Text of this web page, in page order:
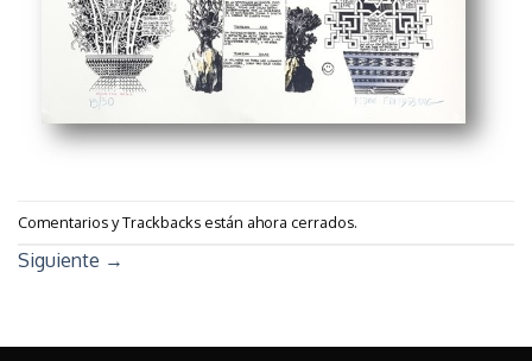
Comentarios y Trackbacks están ahora cerrados.
Siguiente →